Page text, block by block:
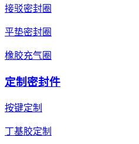
接驳密封圈
平垫密封圈
橡胶充气圈
定制密封件
按键定制
丁基胶定制